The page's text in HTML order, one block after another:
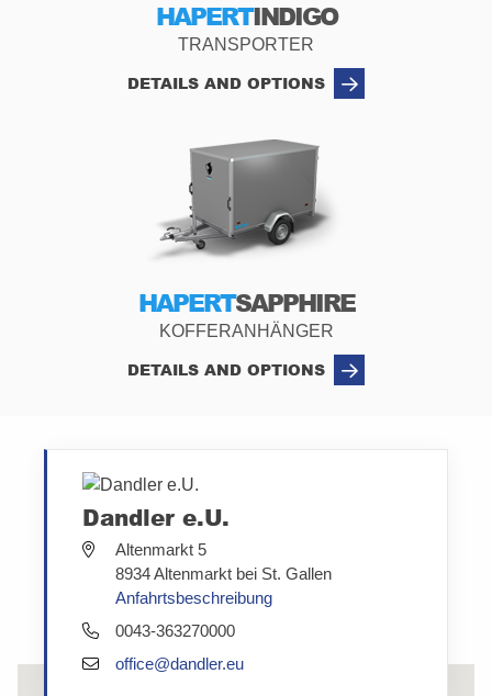
HAPERTINDIGO
TRANSPORTER
DETAILS AND OPTIONS
HAPERTSAPPHIRE
KOFFERANHÄNGER
DETAILS AND OPTIONS
Dandler e.U.
Altenmarkt 5
8934 Altenmarkt bei St. Gallen
Anfahrtsbeschreibung
0043-363270000
office@dandler.eu